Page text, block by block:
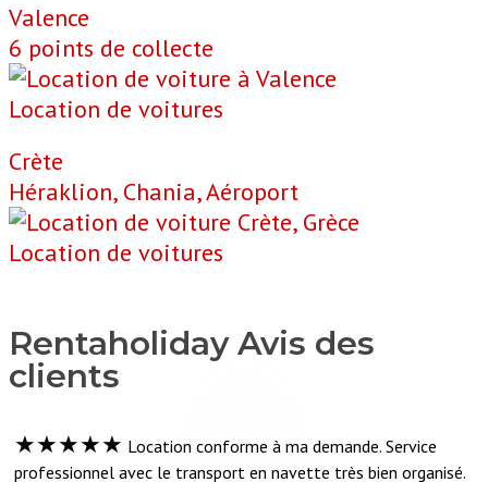
Valence
6 points de collecte
Location de voitures
Crète
Héraklion, Chania, Aéroport
Location de voitures
RentaholidayAvis des
clients
★★★★★ Location conforme à ma demande. Service
professionnel avec le transport en navette très bien organisé.